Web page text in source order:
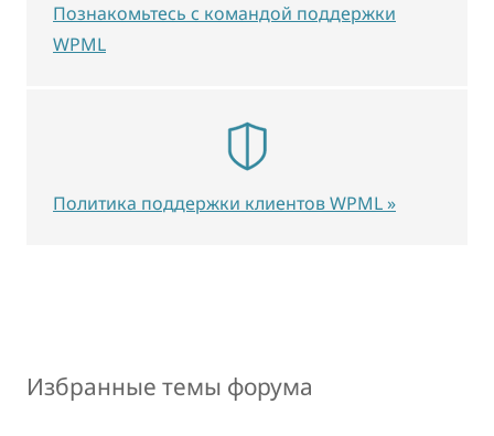
Избранные темы форума
Познакомьтесь с командой поддержки
WPML
Политика поддержки клиентов WPML »